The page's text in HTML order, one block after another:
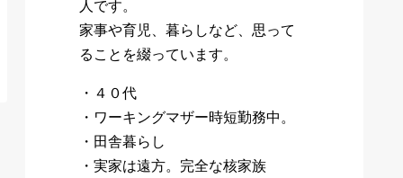
人です。
家事や育児、暮らしなど、思って
ることを綴っています。
・４０代
・ワーキングマザー時短勤務中。
・田舎暮らし
・実家は遠方。完全な核家族